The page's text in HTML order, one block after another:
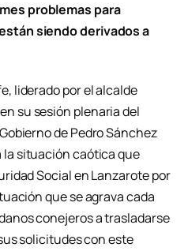
problemas para
siendo derivados a
liderado por el alcalde
su sesión plenaria del
de Pedro Sánchez
situación caótica que
Social en Lanzarote por
que se agrava cada
conejeros a trasladarse
solicitudes con este